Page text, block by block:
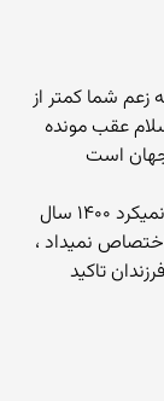
زعم شما کمتر از
و الان ۱۳۵۰ ساله اسلام عقب مونده
جهان است
rostam91: اسلام اگر زن رو به چشم آدم حساب نمیکرد ۱۴۰۰ سال
نمیداد ،
تاکید